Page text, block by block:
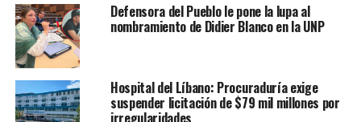
Defensora del Pueblo le pone la lupa al
nombramiento de Didier Blanco en la UNP
Hospital del Líbano: Procuraduría exige
suspender licitación de $79 mil millones por
irregularidades